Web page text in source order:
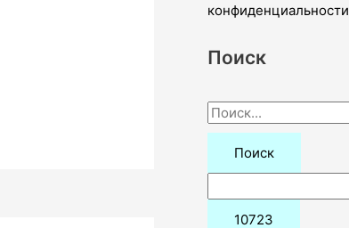
конфиденциальности
Поиск
П
о